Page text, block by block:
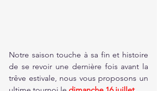
Notre saison touche à sa fin et histoire
de se revoir une dernière fois avant la
trêve estivale, nous vous proposons un